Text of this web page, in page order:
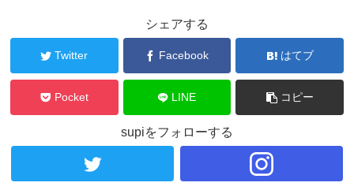
シェアする
Twitter Facebook はてブ
Pocket LINE コピー
supiをフォローする